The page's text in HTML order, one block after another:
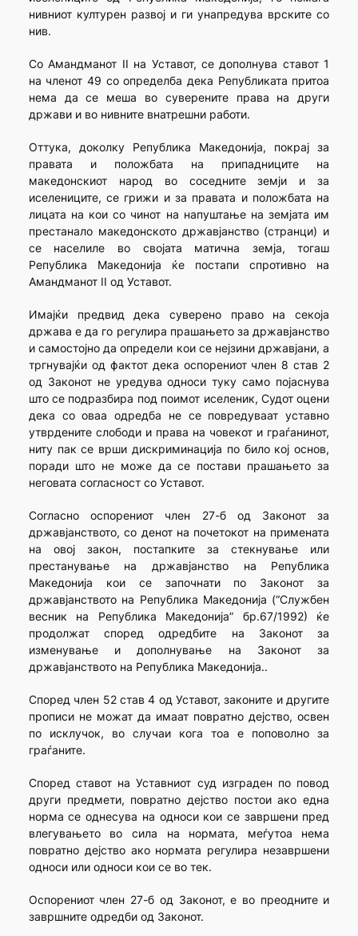
нивниот културен развој и ги унапредува врските со
нив.
Со Амандманот II на Уставот, се дополнува ставот 1
на членот 49 со определба дека Републиката притоа
нема да се меша во суверените права на други
држави и во нивните внатрешни работи.
Оттука, доколку Република Македонија, покрај за
правата и положбата на припадниците на
македонскиот народ во соседните земји и за
иселениците, се грижи и за правата и положбата на
лицата на кои со чинот на напуштање на земјата им
престанало македонското државјанство (странци) и
се населиле во својата матична земја, тогаш
Република Македонија ќе постапи спротивно на
Амандманот II од Уставот.
Имајќи предвид дека суверено право на секоја
држава е да го регулира прашањето за државјанство
и самостојно да определи кои се нејзини државјани, а
тргнувајќи од фактот дека оспорениот член 8 став 2
од Законот не уредува односи туку само појаснува
што се подразбира под поимот иселеник, Судот оцени
дека со оваа одредба не се повредуваат уставно
утврдените слободи и права на човекот и граѓанинот,
ниту пак се врши дискриминација по било кој основ,
поради што не може да се постави прашањето за
неговата согласност со Уставот.
Согласно оспорениот член 27-б од Законот за
државјанството, со денот на почетокот на примената
на овој закон, постапките за стекнување или
престанување на државјанство на Република
Македонија кои се започнати по Законот за
државјанството на Република Македонија (“Службен
весник на Република Македонија” бр.67/1992) ќе
продолжат според одредбите на Законот за
изменување и дополнување на Законот за
државјанството на Република Македонија..
Според член 52 став 4 од Уставот, законите и другите
прописи не можат да имаат повратно дејство, освен
по исклучок, во случаи кога тоа е поповолно за
граѓаните.
Според ставот на Уставниот суд изграден по повод
други предмети, повратно дејство постои ако една
норма се однесува на односи кои се завршени пред
влегувањето во сила на нормата, меѓутоа нема
повратно дејство ако нормата регулира незавршени
односи или односи кои се во тек.
Оспорениот член 27-б од Законот, е во преодните и
завршните одредби од Законот.